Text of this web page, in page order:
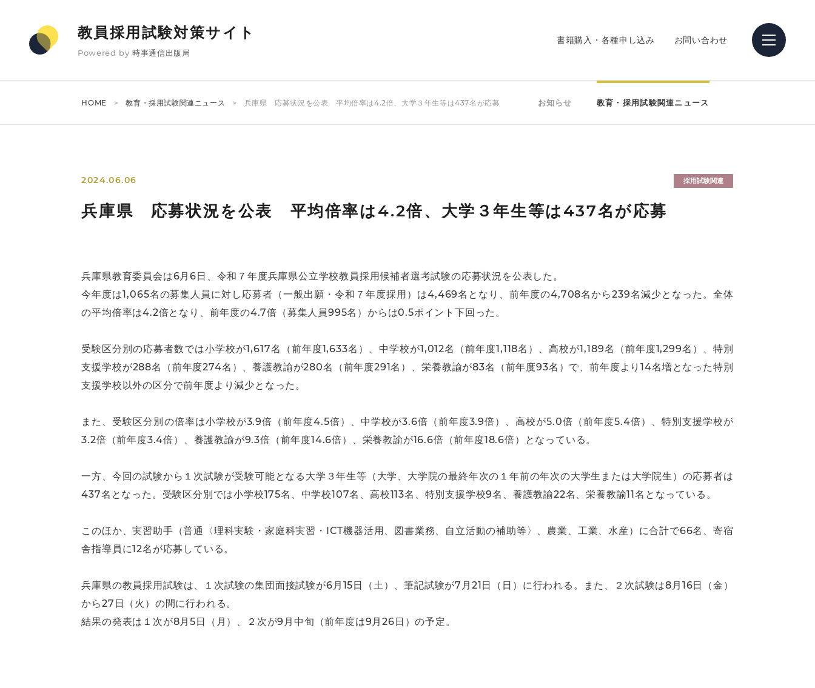
教員採用試験対策サイト
Powered by 時事通信出版局
書籍購入・各種申し込み お問い合わせ
HOME 教育・採用試験関連ニュース 兵庫県 応募状況を公表 平均倍率は4.2倍、大学３年生等は437名が応募 お知らせ 教育・採用試験関連ニュース
2024.06.06 採用試験関連
兵庫県 応募状況を公表 平均倍率は4.2倍、大学３年生等は437名が応募
兵庫県教育委員会は6月6日、令和７年度兵庫県公立学校教員採用候補者選考試験の応募状況を公表した。
今年度は1,065名の募集人員に対し応募者（一般出願・令和７年度採用）は4,469名となり、前年度の4,708名から239名減少となった。全体
の平均倍率は4.2倍となり、前年度の4.7倍（募集人員995名）からは0.5ポイント下回った。
受験区分別の応募者数では小学校が1,617名（前年度1,633名）、中学校が1,012名（前年度1,118名）、高校が1,189名（前年度1,299名）、特別
支援学校が288名（前年度274名）、養護教諭が280名（前年度291名）、栄養教諭が83名（前年度93名）で、前年度より14名増となった特別
支援学校以外の区分で前年度より減少となった。
また、受験区分別の倍率は小学校が3.9倍（前年度4.5倍）、中学校が3.6倍（前年度3.9倍）、高校が5.0倍（前年度5.4倍）、特別支援学校が
3.2倍（前年度3.4倍）、養護教諭が9.3倍（前年度14.6倍）、栄養教諭が16.6倍（前年度18.6倍）となっている。
一方、今回の試験から１次試験が受験可能となる大学３年生等（大学、大学院の最終年次の１年前の年次の大学生または大学院生）の応募者は
437名となった。受験区分別では小学校175名、中学校107名、高校113名、特別支援学校9名、養護教諭22名、栄養教諭11名となっている。
このほか、実習助手（普通〈理科実験・家庭科実習・ICT機器活用、図書業務、自立活動の補助等〉、農業、工業、水産）に合計で66名、寄宿
舎指導員に12名が応募している。
兵庫県の教員採用試験は、１次試験の集団面接試験が6月15日（土）、筆記試験が7月21日（日）に行われる。また、２次試験は8月16日（金）
から27日（火）の間に行われる。
結果の発表は１次が8月5日（月）、２次が9月中旬（前年度は9月26日）の予定。